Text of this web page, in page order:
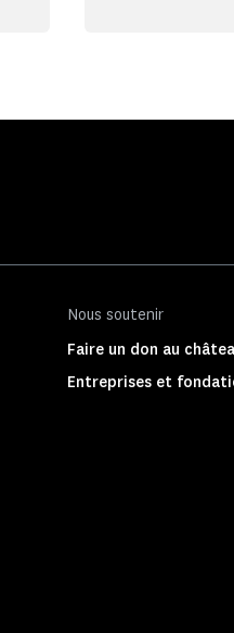
Nous soutenir
Faire un don au
Entreprises et